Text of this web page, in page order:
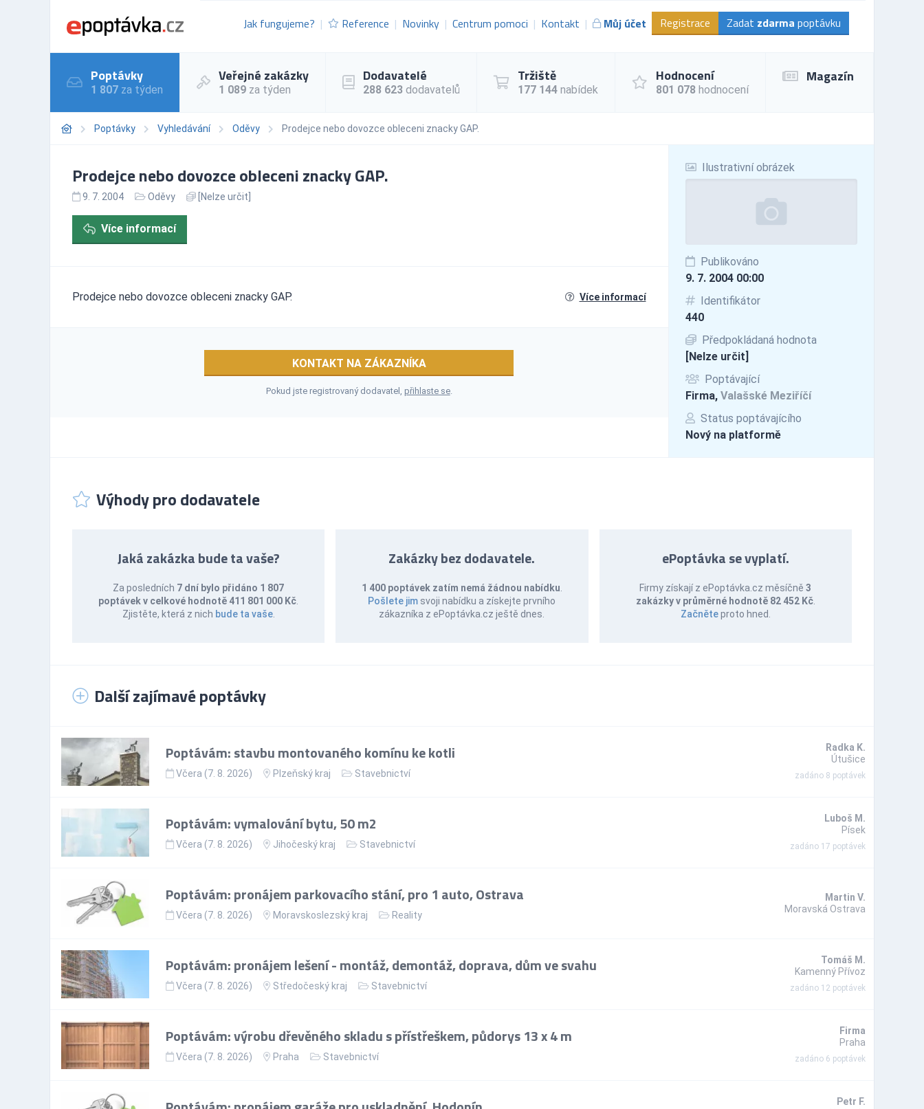
Jak fungujeme? Reference Novinky Centrum pomoci Kontakt Můj účet Registrace Zadat zdarma poptávku
Poptávky
1 807 za týden
Veřejné zakázky
1 089 za týden
Dodavatelé
288 623 dodavatelů
Tržiště
177 144 nabídek
Hodnocení
801 078 hodnocení
Magazín
Poptávky Vyhledávání Oděvy Prodejce nebo dovozce obleceni znacky GAP.
Ilustrativní obrázek
Publikováno
9. 7. 2004 00:00
Identifikátor
440
Předpokládaná hodnota
[Nelze určit]
Poptávající
Firma, Valašské Meziříčí
Status poptávajícího
Nový na platformě
Prodejce nebo dovozce obleceni znacky GAP.
9. 7. 2004 Oděvy [Nelze určit]
Více informací
Prodejce nebo dovozce obleceni znacky GAP. Více informací
KONTAKT NA ZÁKAZNÍKA
Pokud jste registrovaný dodavatel, přihlaste se.
Výhody pro dodavatele
Jaká zakázka bude ta vaše?
Za posledních 7 dní bylo přidáno 1 807
poptávek v celkové hodnotě 411 801 000 Kč
Zjistěte, která z nich bude ta vaše.
Zakázky bez dodavatele.
1 400 poptávek zatím nemá žádnou nabídku
Pošlete jim svoji nabídku a získejte prvního
zákazníka z ePoptávka.cz ještě dnes.
ePoptávka se vyplatí.
Firmy získají z ePoptávka.cz měsíčně3
zakázky v průměrné hodnotě 82 452 Kč.
Začněteproto hned.
Další zajímavé poptávky
Poptávám: stavbu montovaného komínu ke kotli
Včera (7. 8. 2026) Plzeňský kraj Stavebnictví
Radka K.
Útušice
zadáno 8 poptávek
Poptávám: vymalování bytu, 50 m2
Včera (7. 8. 2026) Jihočeský kraj Stavebnictví
Luboš M.
Písek
zadáno 17 poptávek
Poptávám: pronájem parkovacího stání, pro 1 auto, Ostrava
Včera (7. 8. 2026) Moravskoslezský kraj Reality
Martin V.
Moravská Ostrava
Poptávám: pronájem lešení - montáž, demontáž, doprava, dům ve svahu
Včera (7. 8. 2026) Středočeský kraj Stavebnictví
Tomáš M.
Kamenný Přívoz
zadáno 12 poptávek
Poptávám: výrobu dřevěného skladu s přístřeškem, půdorys 13 x 4 m
Včera (7. 8. 2026) Praha Stavebnictví
Firma
Praha
zadáno 6 poptávek
Petr F.